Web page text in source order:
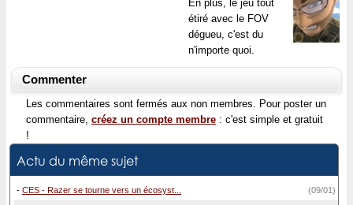
En plus, le jeu tout
étiré avec le FOV
dégueu, c'est du
n'importe quoi.
Commenter
Les commentaires sont fermés aux non membres. Pour poster un
commentaire, créez un compte membre : c'est simple et gratuit
!
Actu du même sujet
- CES - Razer se tourne vers un écosyst... (09/01)